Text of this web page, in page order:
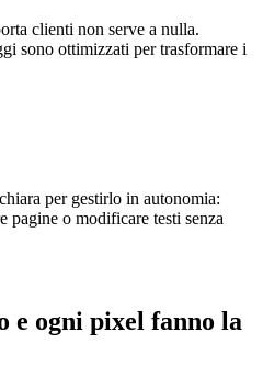
clienti non serve a nulla.
sono ottimizzati per trasformare i
per gestirlo in autonomia:
pagine o modificare testi senza
e ogni pixel fanno la